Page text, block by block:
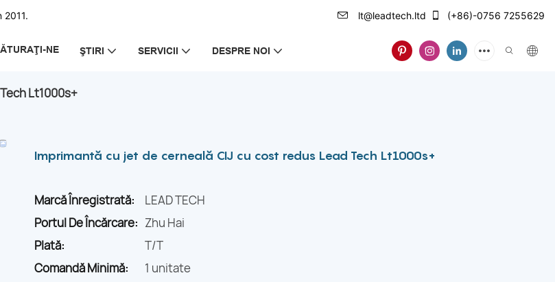
2011. lt@leadtech.ltd (+86)-0756 7255629
NE ŞTIRI SERVICII DESPRE NOI
Lt1000s+
Imprimantă cu jet de cerneală CIJ cu cost redus Lead Tech Lt1000s+
Marcă Înregistrată:
LEAD TECH
Portul De Încărcare: Zhu Hai
Plată:
T/T
Comandă Minimă:
1 unitate